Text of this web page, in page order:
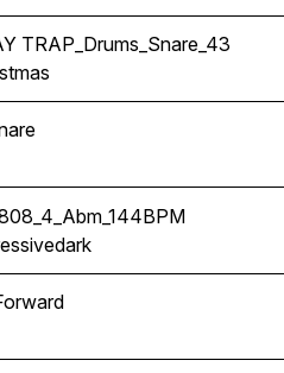
TRAP_Drums_Snare_43
dark